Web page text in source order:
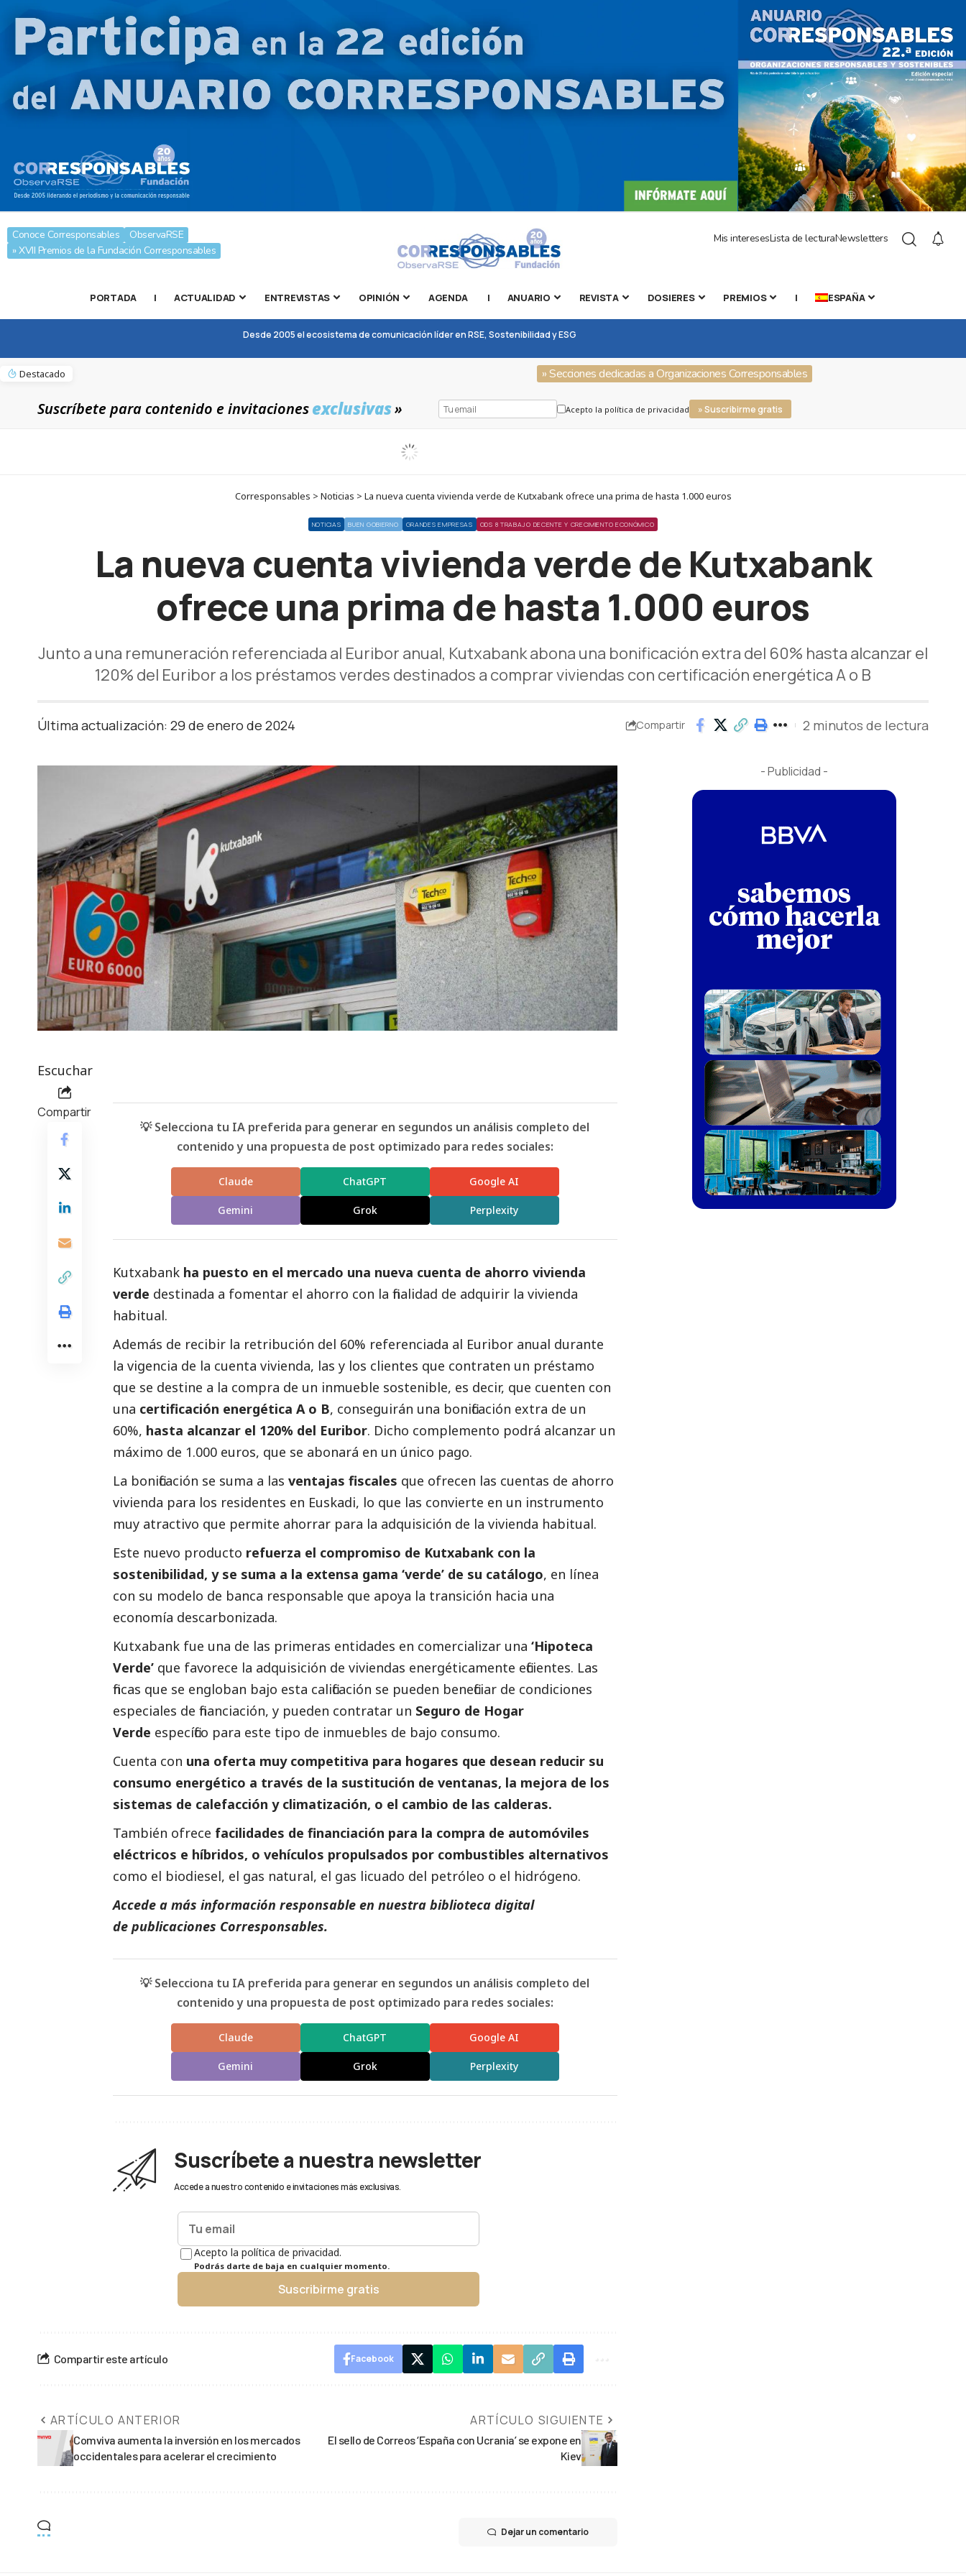
Conoce Corresponsables
ObservaRSE
» XVII Premios de la Fundación Corresponsables
Mis interesesLista de lecturaNewsletters
PORTADA | ACTUALIDAD ENTREVISTAS OPINIÓN AGENDA | ANUARIO REVISTA DOSIERES PREMIOS | ESPAÑA
Desde 2005 el ecosistema de comunicación líder en RSE, Sostenibilidad y ESG
Destacado » Secciones dedicadas a Organizaciones Corresponsables
Suscríbete para contenido e invitacionesexclusivas» Acepto la política de privacidad » Suscribirme gratis
Corresponsables > Noticias > La nueva cuenta vivienda verde de Kutxabank ofrece una prima de hasta 1.000 euros
NOTICIAS BUEN GOBIERNO GRANDES EMPRESAS ODS 8 TRABAJO DECENTE Y CRECIMIENTO ECONÓMICO
La nueva cuenta vivienda verde de Kutxabank
ofrece una prima de hasta 1.000 euros
Junto a una remuneración referenciada al Euribor anual, Kutxabank abona una bonificación extra del 60% hasta alcanzar el
120% del Euribor a los préstamos verdes destinados a comprar viviendas con certificación energética A o B
Última actualización: 29 de enero de 2024 Compartir 2 minutos de lectura
Escuchar
Compartir
💡 Selecciona tu IA preferida para generar en segundos un análisis completo del
contenido y una propuesta de post optimizado para redes sociales:
Claude ChatGPT Google AI
Gemini Grok Perplexity
Kutxabank ha puesto en el mercado una nueva cuenta de ahorro vivienda
verde destinada a fomentar el ahorro con la finalidad de adquirir la vivienda
habitual.
Además de recibir la retribución del 60% referenciada al Euribor anual durante
la vigencia de la cuenta vivienda, las y los clientes que contraten un préstamo
que se destine a la compra de un inmueble sostenible, es decir, que cuenten con
una certificación energética A o B, conseguirán una bonificación extra de un
60%, hasta alcanzar el 120% del Euribor. Dicho complemento podrá alcanzar un
máximo de 1.000 euros, que se abonará en un único pago.
La bonificación se suma a las ventajas fiscales que ofrecen las cuentas de ahorro
vivienda para los residentes en Euskadi, lo que las convierte en un instrumento
muy atractivo que permite ahorrar para la adquisición de la vivienda habitual.
Este nuevo producto refuerza el compromiso de Kutxabank con la
sostenibilidad, y se suma a la extensa gama ‘verde’ de su catálogo, en línea
con su modelo de banca responsable que apoya la transición hacia una
economía descarbonizada.
Kutxabank fue una de las primeras entidades en comercializar una ‘Hipoteca
Verde’ que favorece la adquisición de viviendas energéticamente eficientes. Las
fincas que se engloban bajo esta calificación se pueden beneficiar de condiciones
especiales de financiación, y pueden contratar un Seguro de Hogar
Verde específico para este tipo de inmuebles de bajo consumo.
Cuenta con una oferta muy competitiva para hogares que desean reducir su
consumo energético a través de la sustitución de ventanas, la mejora de los
sistemas de calefacción y climatización, o el cambio de las calderas.
También ofrece facilidades de financiación para la compra de automóviles
eléctricos e híbridos, o vehículos propulsados por combustibles alternativos
como el biodiesel, el gas natural, el gas licuado del petróleo o el hidrógeno.
Accede a más información responsable en nuestra biblioteca digital
de publicaciones Corresponsables.
💡 Selecciona tu IA preferida para generar en segundos un análisis completo del
contenido y una propuesta de post optimizado para redes sociales:
Claude ChatGPT Google AI
Gemini Grok Perplexity
Suscríbete a nuestra newsletter
Accede a nuestro contenido e invitaciones más exclusivas.
Acepto la política de privacidad.
Podrás darte de baja en cualquier momento.
Suscribirme gratis
Compartir este artículo Facebook
ARTÍCULO ANTERIOR
Comviva aumenta la inversión en los mercados
occidentales para acelerar el crecimiento
ARTÍCULO SIGUIENTE
El sello de Correos ‘España con Ucrania’ se expone en
Kiev
Dejar un comentario
- Publicidad -